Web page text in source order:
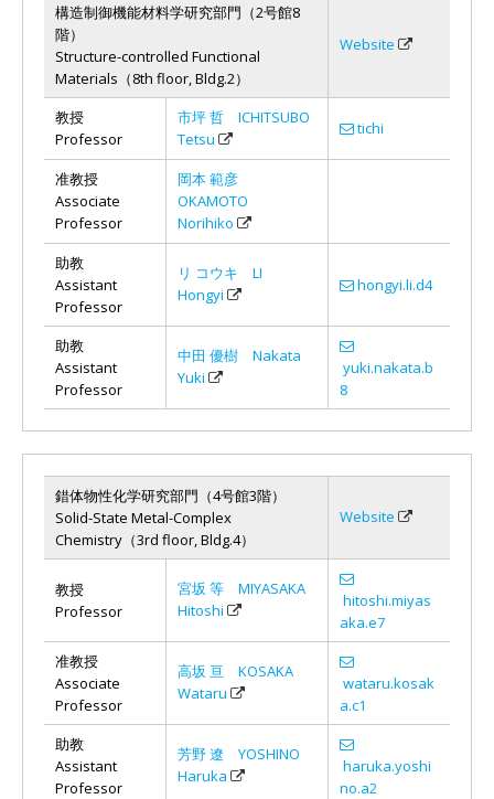
構造制御機能材料学研究部門（2号館8
階）
Structure-controlled Functional
Materials（8th floor, Bldg.2）
Website
教授
Professor
市坪 哲 ICHITSUBO
Tetsu
tichi
准教授
Associate
Professor
岡本 範彦
OKAMOTO
Norihiko
助教
Assistant
Professor
リ コウキ LI
Hongyi
hongyi.li.d4
助教
Assistant
Professor
中田 優樹 Nakata
Yuki
yuki.nakata.b
8
錯体物性化学研究部門（4号館3階）
Solid-State Metal-Complex
Chemistry（3rd floor, Bldg.4）
Website
教授
Professor
宮坂 等 MIYASAKA
Hitoshi
hitoshi.miyas
aka.e7
准教授
Associate
Professor
高坂 亘 KOSAKA
Wataru
wataru.kosak
a.c1
助教
Assistant
Professor
芳野 遼 YOSHINO
Haruka
haruka.yoshi
no.a2